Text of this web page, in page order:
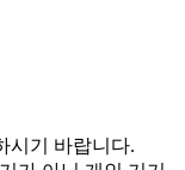
시기 바랍니다.